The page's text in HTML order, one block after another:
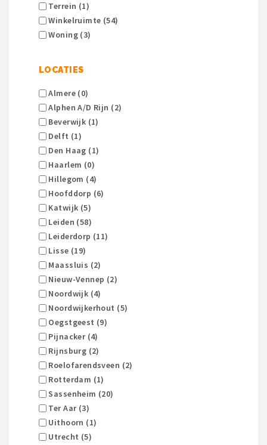
Terrein (1)
Winkelruimte (54)
Woning (3)
LOCATIES
Almere (0)
Alphen A/d Rijn (2)
Beverwijk (1)
Delft (1)
Den Haag (1)
Haarlem (0)
Hillegom (4)
Hoofddorp (6)
Katwijk (5)
Leiden (58)
Leiderdorp (11)
Lisse (19)
Maassluis (2)
Nieuw-Vennep (2)
Noordwijk (4)
Noordwijkerhout (5)
Oegstgeest (9)
Pijnacker (4)
Rijnsburg (2)
Roelofarendsveen (2)
Rotterdam (1)
Sassenheim (20)
Ter Aar (3)
Uithoorn (1)
Utrecht (5)